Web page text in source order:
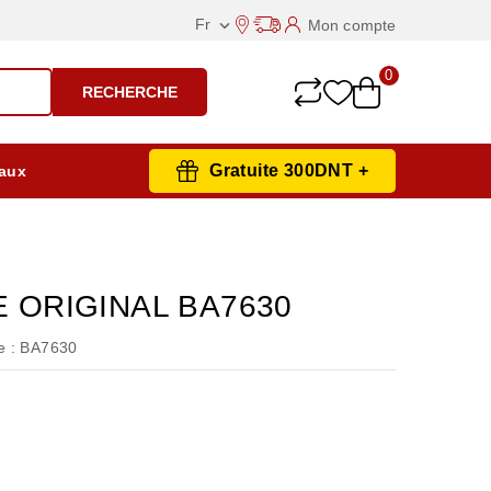
Fr  Mon compte
RECHERCHE
0
Gratuite 300DNT +
ORIGINAL BA7630
: BA7630